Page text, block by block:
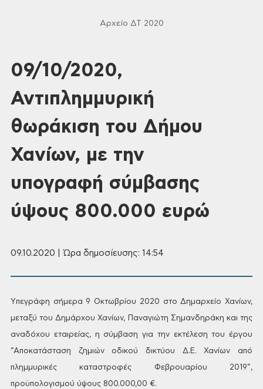
Αρχείο ΔΤ 2020
09/10/2020,
Αντιπλημμυρική
θωράκιση του Δήμου
Χανίων, με την
υπογραφή σύμβασης
ύψους 800.000 ευρώ
09.10.2020 | Ώρα δημοσίευσης: 14:54
Yπεγράφη σήμερα 9 Οκτωβρίου 2020 στο Δημαρχείο Χανίων,
μεταξύ του Δημάρχου Χανίων, Παναγιώτη Σημανδηράκη και της
αναδόχου εταιρείας, η σύμβαση για τηνεκτέλεση του έργου
“Αποκατάσταση ζημιώνοδικού δικτύου Δ.Ε. Χανίων από
πλημμυρικές καταστροφές Φεβρουαρίου 2019”,
προϋπολογισμού ύψους 800.000,00 €.